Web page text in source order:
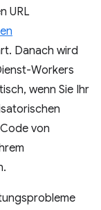
URL
Danach wird
Workers
wenn Sie Ihr
von